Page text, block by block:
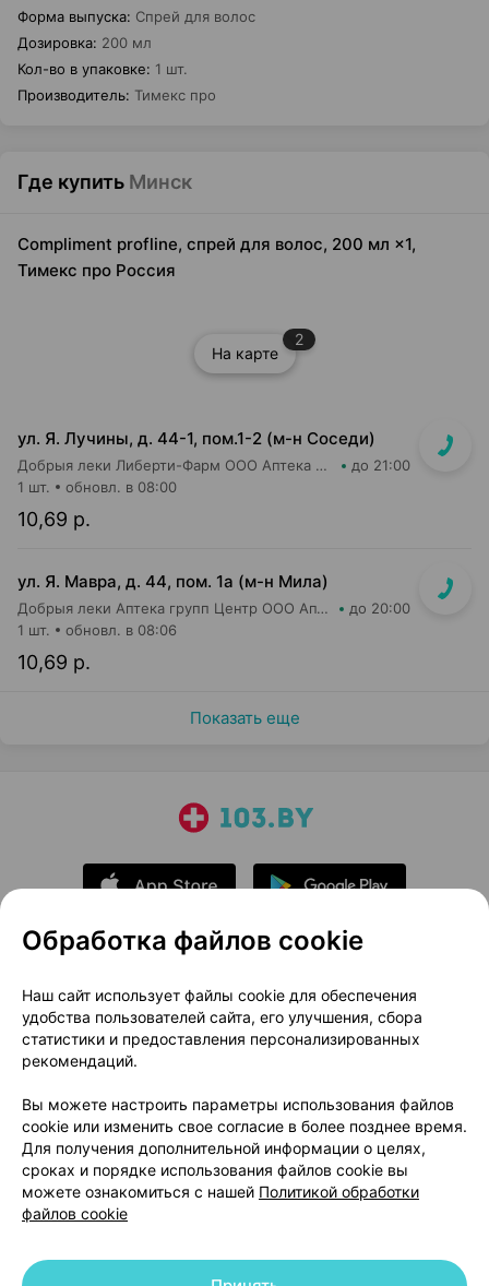
Форма выпуска: Спрей для волос
Дозировка: 200 мл
Кол-во в упаковке: 1 шт.
Производитель: Тимекс про
Где купить Минск
Compliment profline, спрей для волос, 200 мл ×1,
Тимекс про Россия
На карте
2
ул. Я. Лучины, д. 44-1, пом.1-2 (м-н Соседи)
Добрыя леки Либерти-Фарм ООО Аптека №8 до 21:00
10,69 р.
1 шт. обновл. в 08:00
ул. Я. Мавра, д. 44, пом. 1а (м-н Мила)
Добрыя леки Аптека групп Центр ООО Аптека №89 до 20:00
10,69 р.
1 шт. обновл. в 08:06
Показать еще
О проекте
Новости проекта
Размещение рекламы
Медицинский маркетинг
Публичный договор
Доставка
Способы оплаты
Вакансии
Партнеры
Написать руководителю 103.by
Написать в поддержку
Персональные настройки Cookie
Обработка файлов cookie
Наш сайт использует файлы cookie для обеспечения
удобства пользователей сайта, его улучшения, сбора
статистики и предоставления персонализированных
рекомендаций.
Вы можете настроить параметры использования файлов
cookie или изменить свое согласие в более позднее время.
Для получения дополнительной информации о целях,
сроках и порядке использования файлов cookie вы
можете ознакомиться с нашей Политикой обработки
файлов cookie